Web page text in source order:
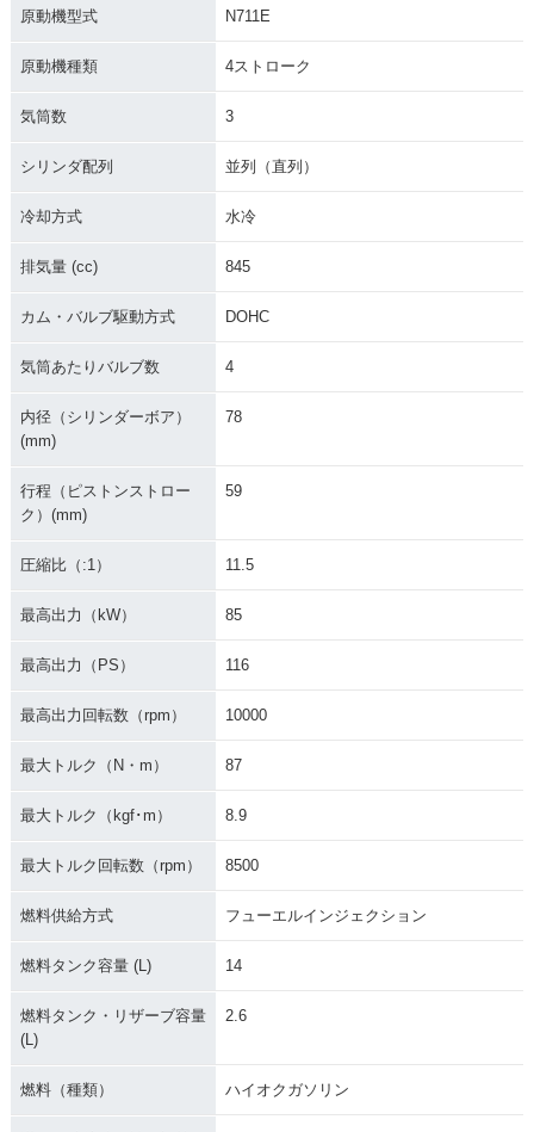
原動機型式 N711E
原動機種類 4ストローク
気筒数 3
シリンダ配列 並列（直列）
冷却方式 水冷
排気量 (cc) 845
カム・バルブ駆動方式 DOHC
気筒あたりバルブ数 4
内径（シリンダーボア）
(mm)
78
行程（ピストンストロー
ク）(mm)
59
圧縮比（:1） 11.5
最高出力（kW） 85
最高出力（PS） 116
最高出力回転数（rpm） 10000
最大トルク（N・m） 87
最大トルク（kgf･m） 8.9
最大トルク回転数（rpm） 8500
燃料供給方式 フューエルインジェクション
燃料タンク容量 (L) 14
燃料タンク・リザーブ容量
(L)
2.6
燃料（種類） ハイオクガソリン